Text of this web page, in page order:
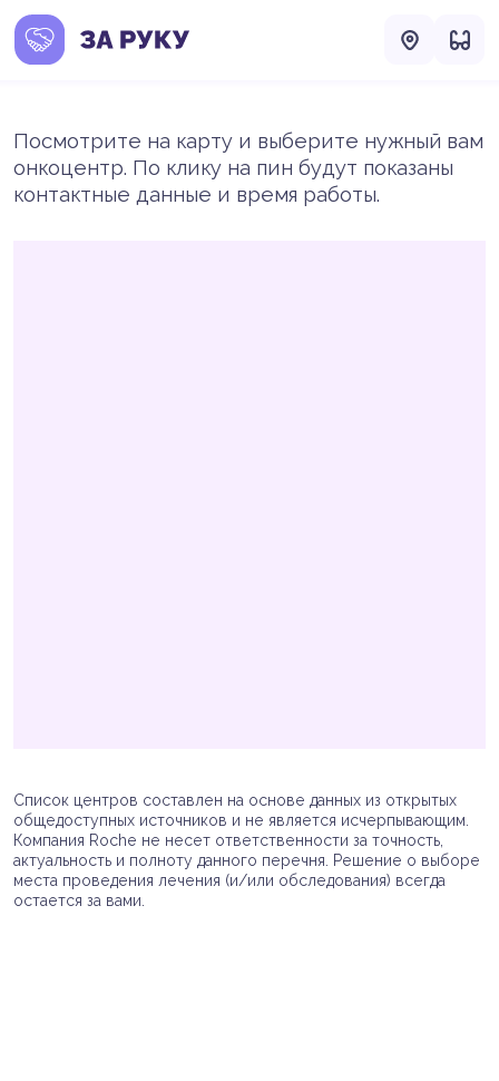
Посмотрите на карту и выберите нужный вам
онкоцентр. По клику на пин будут показаны
контактные данные и время работы.
Список центров составлен на основе данных из открытых
общедоступных источников и не является исчерпывающим.
Компания Roche не несет ответственности за точность,
актуальность и полноту данного перечня. Решение о выборе
места проведения лечения (и/или обследования) всегда
остается за вами.